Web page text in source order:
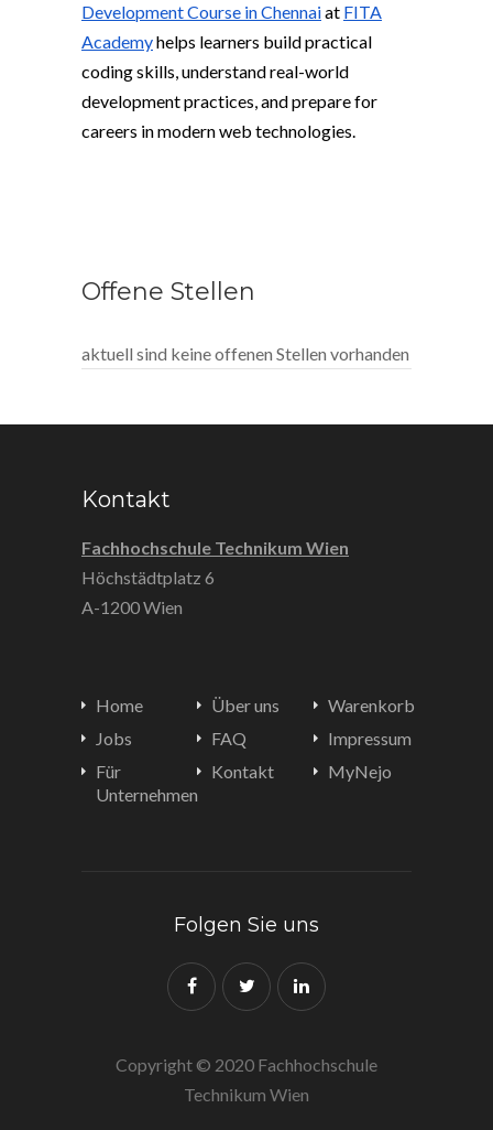
Development Course in Chennaiat FITA
Academyhelps learners build practical
coding skills, understand real-world
development practices, and prepare for
careers in modern web technologies.
Offene Stellen
aktuell sind keine offenen Stellen vorhanden
Kontakt
Fachhochschule Technikum Wien
Höchstädtplatz 6
A-1200 Wien
Home
Jobs
Für
Unternehmen
Über uns
FAQ
Kontakt
Warenkorb
Impressum
MyNejo
Folgen Sie uns
Copyright © 2020 Fachhochschule
Technikum Wien